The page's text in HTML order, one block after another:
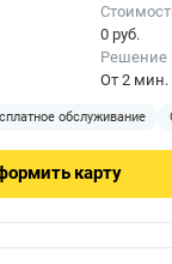
0 руб.
Решение
От 2 мин.
обслуживание
карту